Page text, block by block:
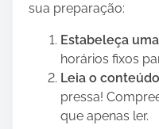
sua preparação:
Estabeleça
horários fixos
Leia o
pressa!
que apenas ler.